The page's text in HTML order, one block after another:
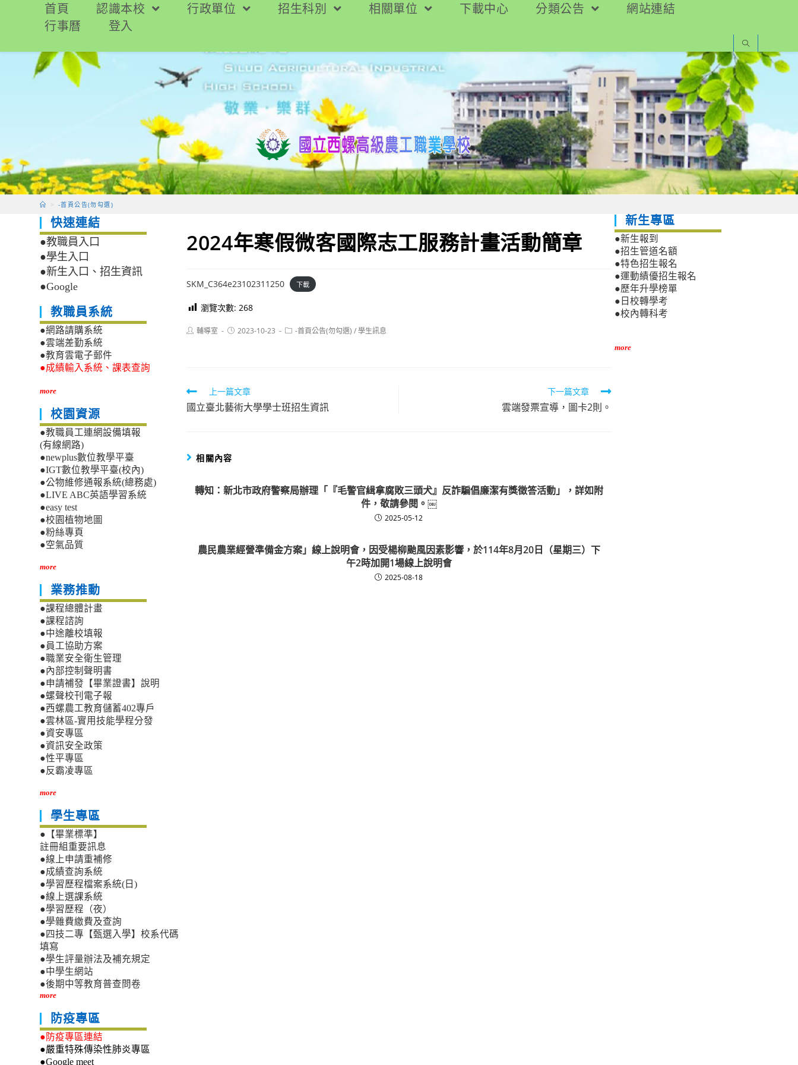
要
首頁 認識本校 行政單位 招生科別 相關單位 下載中心 分類公告
網站連結
行事曆
登入
> -首頁公告(勿勾選)
2024年寒假微客國際志工服務計畫活動簡章
SKM_C364e23102311250 下載
瀏覽次數: 268
Post輔導室
Post2023-10-23
Post-首頁公告(勿勾選) /學生訊息
Read
more
上一篇文章
國立臺北藝術大學學士班招生資訊
下一篇文章
雲端發票宣導，圖卡2則。
相關內容
轉知：新北市政府警察局辦理「『毛警官緝拿腐敗三頭犬』反詐騙倡廉潔有獎徵答活動」，詳如附
件，敬請參閱。￼
2025-05-12
農民農業經營準備金方案」線上說明會，因受楊柳颱風因素影響，於114年8月20日（星期三）下
午2時加開1場線上說明會
2025-08-18
快速連結
●教職員入口
●學生入口
●新生入口、招生資訊
●Google
教職員系統
●網路請購系統
●雲端差勤系統
●教育雲電子郵件
●成績輸入系統、課表查詢
more
校園資源
●教職員工連網設備填報
(有線網路)
●newplus數位教學平臺
●IGT數位教學平臺(校內)
●公物維修通報系統(總務處)
●LIVE ABC英語學習系統
●easy test
●校園植物地圖
●粉絲專頁
●空氣品質
more
業務推動
●課程總體計畫
●課程諮詢
●中途離校填報
●員工協助方案
●職業安全衛生管理
●內部控制聲明書
●申請補發【畢業證書】說明
●螺聲校刊電子報
●西螺農工教育儲蓄402專戶
●雲林區-實用技能學程分發
●資安專區
●資訊安全政策
●性平專區
●反霸凌專區
more
學生專區
●【畢業標準】
註冊組重要訊息
●線上申請重補修
●成績查詢系統
●學習歷程檔案系統(日)
●線上選課系統
●學習歷程（夜）
●學雜費繳費及查詢
●四技二專【甄選入學】校系代碼
填寫
●學生評量辦法及補充規定
●中學生網站
●後期中等教育普查問卷
more
防疫專區
●防疫專區連結
●嚴重特殊傳染性肺炎專區
●Google meet
新生專區
●新生報到
●招生管道名額
●特色招生報名
●運動績優招生報名
●歷年升學榜單
●日校轉學考
●校內轉科考
more